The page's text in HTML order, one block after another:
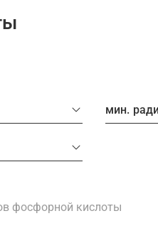
мин.
фосфорной кислоты